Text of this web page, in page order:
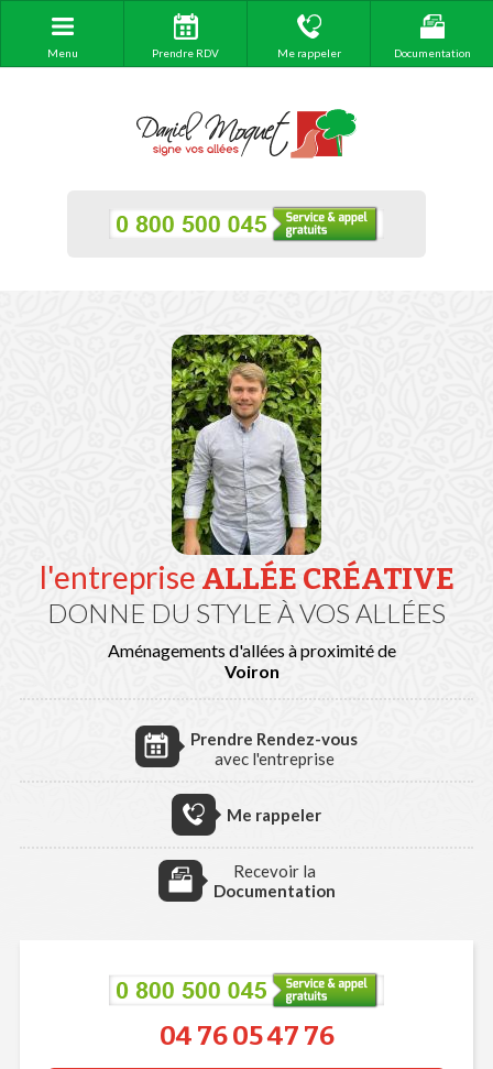
Menu Prendre RDV Me rappeler Documentation
l'entreprise ALLÉE CRÉATIVE
DONNE DU STYLE À VOS ALLÉES
Aménagements d'allées à proximité de
Voiron
Prendre Rendez-vous
avec l'entreprise
Me rappeler
Recevoir la
Documentation
04 76 05 47 76